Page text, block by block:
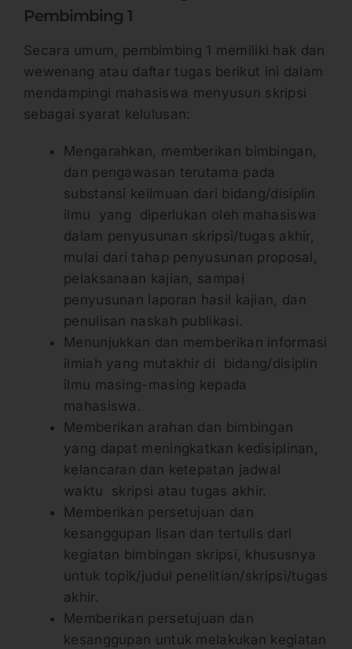
Pembimbing 1
Secara umum, pembimbing 1 memiliki hak dan
wewenang atau daftar tugas berikut ini dalam
mendampingi mahasiswa menyusun skripsi
sebagai syarat kelulusan:
Mengarahkan, memberikan bimbingan,
dan pengawasan terutama pada
substansi keilmuan dari bidang/disiplin
ilmu yang diperlukan oleh mahasiswa
dalam penyusunan skripsi/tugas akhir,
mulai dari tahap penyusunan proposal,
pelaksanaan kajian, sampai
penyusunan laporan hasil kajian, dan
penulisan naskah publikasi.
Menunjukkan dan memberikan informasi
ilmiah yang mutakhir di bidang/disiplin
ilmu masing-masing kepada
mahasiswa.
Memberikan arahan dan bimbingan
yang dapat meningkatkan kedisiplinan,
kelancaran dan ketepatan jadwal
waktu skripsi atau tugas akhir.
Memberikan persetujuan dan
kesanggupan lisan dan tertulis dari
kegiatan bimbingan skripsi, khususnya
untuk topik/judul penelitian/skripsi/tugas
akhir.
Memberikan persetujuan dan
kesanggupan untuk melakukan kegiatan